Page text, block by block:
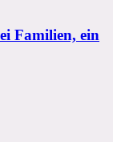
Familien, ein